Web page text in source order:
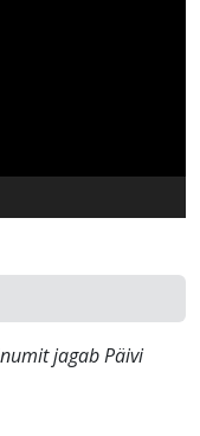
jagab Päivi